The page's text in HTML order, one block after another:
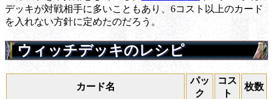
デッキが対戦相手に多いこともあり、6コスト以上のカード
を入れない方針に定めたのだろう。
ウィッチデッキのレシピ
カード名
パッ
ク
コス
ト
枚数